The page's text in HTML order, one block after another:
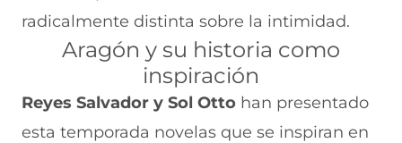
radicalmente distinta sobre la intimidad.
Aragón y su historia como
inspiración
Reyes Salvador y Sol Otto han presentado
esta temporada novelas que se inspiran en